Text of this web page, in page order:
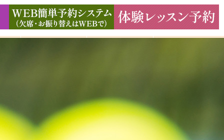
ギャラリー アクセス よくある質問